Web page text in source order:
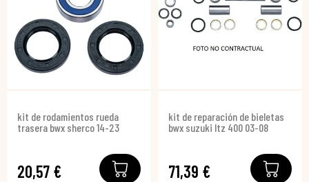
kit de rodamientos rueda
trasera bwx sherco 14-23
20,57 €
kit de reparación de bieletas
bwx suzuki ltz 400 03-08
71,39 €